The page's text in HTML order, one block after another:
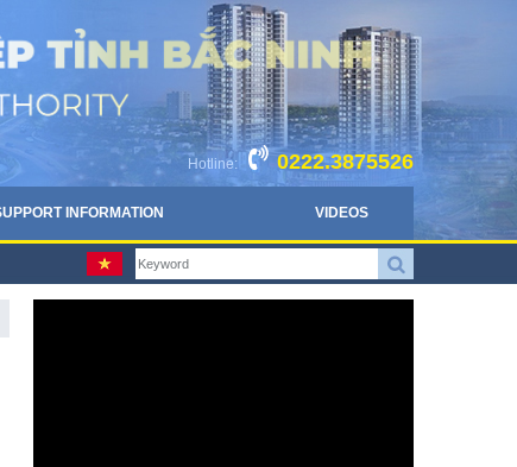
Hotline: 0222.3875526
INFORMATION VIDEOS